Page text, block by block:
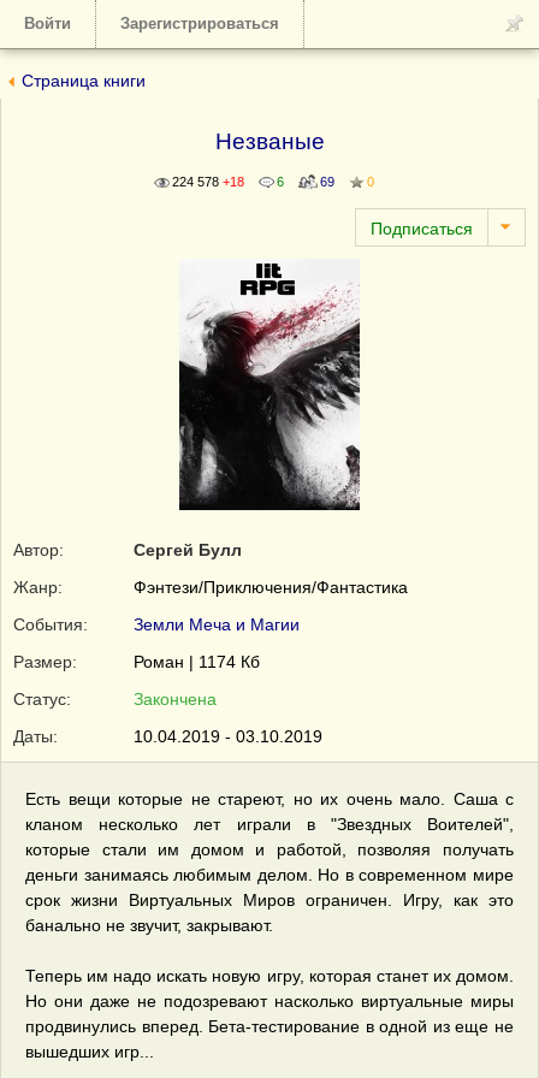
Войти Зарегистрироваться
Страница книги
Незваные
224 578 +18 6 69 0
Автор:
Сергей Булл
Жанр:
Фэнтези/Приключения/Фантастика
События:
Земли Меча и Магии
Размер:
Роман | 1174 Кб
Статус:
Закончена
Даты:
10.04.2019 - 03.10.2019
Есть вещи которые не стареют, но их очень мало. Саша с
кланом несколько лет играли в "Звездных Воителей",
которые стали им домом и работой, позволяя получать
деньги занимаясь любимым делом. Но в современном мире
срок жизни Виртуальных Миров ограничен. Игру, как это
банально не звучит, закрывают.
Теперь им надо искать новую игру, которая станет их домом.
Но они даже не подозревают насколько виртуальные миры
продвинулись вперед. Бета-тестирование в одной из еще не
вышедших игр...